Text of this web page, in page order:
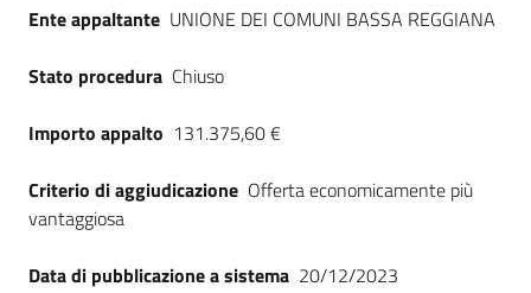
Ente appaltante UNIONE DEI COMUNI BASSA REGGIANA
Stato procedura Chiuso
Importo appalto 131.375,60 €
Criterio di aggiudicazione Offerta economicamente più
vantaggiosa
Data di pubblicazione a sistema 20/12/2023